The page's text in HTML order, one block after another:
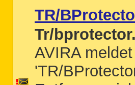
TR/
Tr/
AVIRA
'TR/